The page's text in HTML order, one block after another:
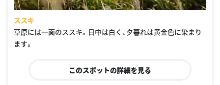
ススキ
草原には一面のススキ。日中は白く、夕暮れは黄金色に染まり
ます。
このスポットの詳細を見る